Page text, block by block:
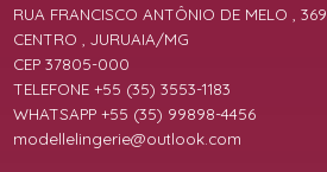
RUA FRANCISCO ANTÔNIO DE MELO , 369
CENTRO , JURUAIA/MG
CEP 37805-000
TELEFONE +55 (35) 3553-1183
WHATSAPP +55 (35) 99898-4456
modellelingerie@outlook.com